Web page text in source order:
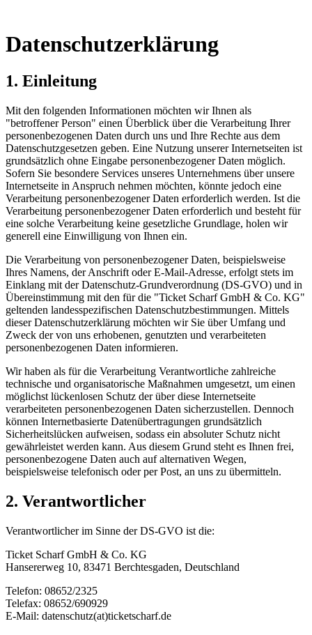
Datenschutzerklärung
1. Einleitung
Mit den folgenden Informationen möchten wir Ihnen als
"betroffener Person" einen Überblick über die Verarbeitung Ihrer
personenbezogenen Daten durch uns und Ihre Rechte aus dem
Datenschutzgesetzen geben. Eine Nutzung unserer Internetseiten ist
grundsätzlich ohne Eingabe personenbezogener Daten möglich.
Sofern Sie besondere Services unseres Unternehmens über unsere
Internetseite in Anspruch nehmen möchten, könnte jedoch eine
Verarbeitung personenbezogener Daten erforderlich werden. Ist die
Verarbeitung personenbezogener Daten erforderlich und besteht für
eine solche Verarbeitung keine gesetzliche Grundlage, holen wir
generell eine Einwilligung von Ihnen ein.
Die Verarbeitung von personenbezogener Daten, beispielsweise
Ihres Namens, der Anschrift oder E-Mail-Adresse, erfolgt stets im
Einklang mit der Datenschutz-Grundverordnung (DS-GVO) und in
Übereinstimmung mit den für die "Ticket Scharf GmbH & Co. KG"
geltenden landesspezifischen Datenschutzbestimmungen. Mittels
dieser Datenschutzerklärung möchten wir Sie über Umfang und
Zweck der von uns erhobenen, genutzten und verarbeiteten
personenbezogenen Daten informieren.
Wir haben als für die Verarbeitung Verantwortliche zahlreiche
technische und organisatorische Maßnahmen umgesetzt, um einen
möglichst lückenlosen Schutz der über diese Internetseite
verarbeiteten personenbezogenen Daten sicherzustellen. Dennoch
können Internetbasierte Datenübertragungen grundsätzlich
Sicherheitslücken aufweisen, sodass ein absoluter Schutz nicht
gewährleistet werden kann. Aus diesem Grund steht es Ihnen frei,
personenbezogene Daten auch auf alternativen Wegen,
beispielsweise telefonisch oder per Post, an uns zu übermitteln.
2. Verantwortlicher
Verantwortlicher im Sinne der DS-GVO ist die:
Ticket Scharf GmbH & Co. KG
Hansererweg 10, 83471 Berchtesgaden, Deutschland
Telefon: 08652/2325
Telefax: 08652/690929
E-Mail: datenschutz(at)ticketscharf.de